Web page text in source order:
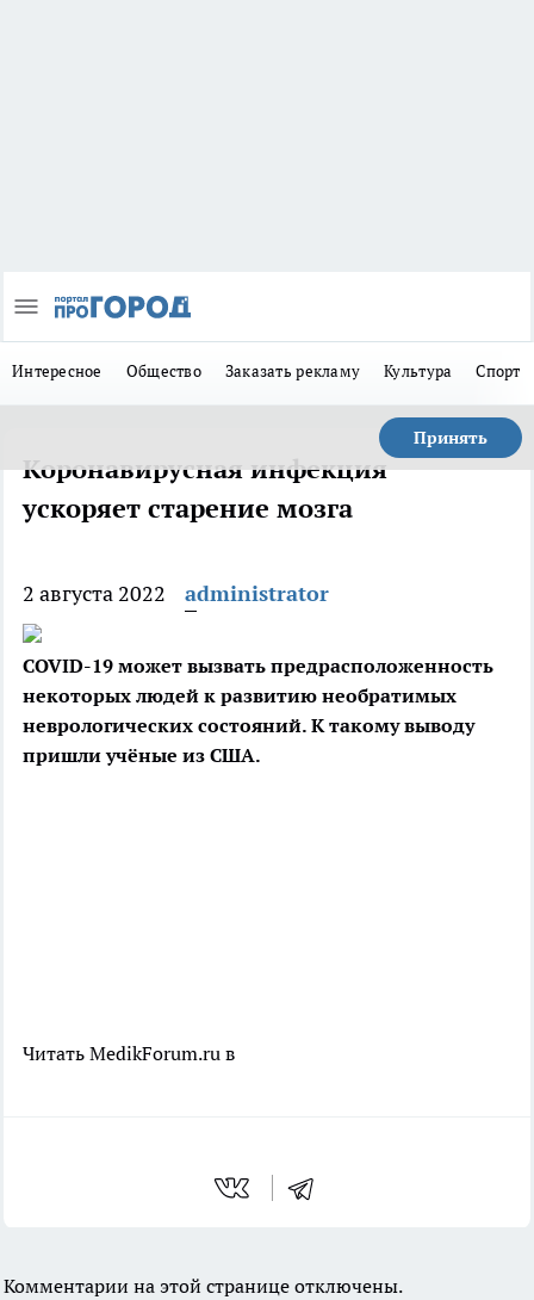
Интересное Общество Заказать рекламу Культура Спорт
Принять
Коронавирусная инфекция
ускоряет старение мозга
2 августа 2022 administrator
COVID-19 может вызвать предрасположенность
некоторых людей к развитию необратимых
неврологических состояний. К такому выводу
пришли учёные из США.
Читать MedikForum.ru в
Комментарии на этой странице отключены.